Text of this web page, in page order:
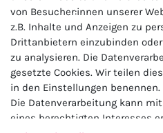
4.5 / 5.0
von Besucher:innen unserer
z.B. Inhalte und Anzeigen zu
Drittanbietern einzubinden
zu analysieren. Die
gesetzte Cookies. Wir teilen
in den Einstellungen benennen.
Die Datenverarbeitung kann
eines berechtigten Interesses